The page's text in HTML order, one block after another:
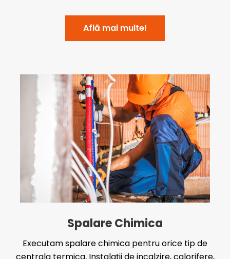
Află mai multe!
Spalare Chimica
Executam spalare chimica pentru orice tip de